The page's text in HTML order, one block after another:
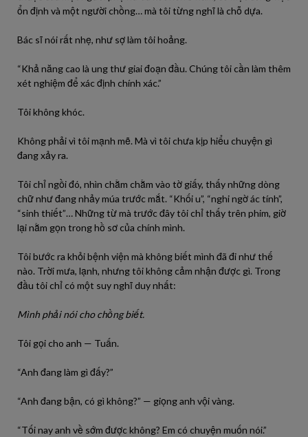
ổn định và một người chồng… mà tôi từng nghĩ là chỗ dựa.
Bác sĩ nói rất nhẹ, như sợ làm tôi hoảng.
“Khả năng cao là ung thư giai đoạn đầu. Chúng tôi cần làm thêm
xét nghiệm để xác định chính xác.”
Tôi không khóc.
Không phải vì tôi mạnh mẽ. Mà vì tôi chưa kịp hiểu chuyện gì
đang xảy ra.
Tôi chỉ ngồi đó, nhìn chằm chằm vào tờ giấy, thấy những dòng
chữ như đang nhảy múa trước mắt. “Khối u”, “nghi ngờ ác tính”,
“sinh thiết”… Những từ mà trước đây tôi chỉ thấy trên phim, giờ
lại nằm gọn trong hồ sơ của chính mình.
Tôi bước ra khỏi bệnh viện mà không biết mình đã đi như thế
nào. Trời mưa, lạnh, nhưng tôi không cảm nhận được gì. Trong
đầu tôi chỉ có một suy nghĩ duy nhất:
Mình phải nói cho chồng biết.
Tôi gọi cho anh — Tuấn.
“Anh đang làm gì đấy?”
“Anh đang bận, có gì không?” — giọng anh vội vàng.
“Tối nay anh về sớm được không? Em có chuyện muốn nói.”